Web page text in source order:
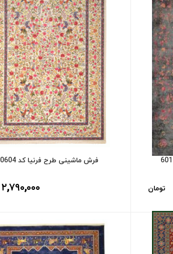
تومان
فرش ماشینی طرح فرنیا کد 600604
۲,۷۹۰,۰۰۰